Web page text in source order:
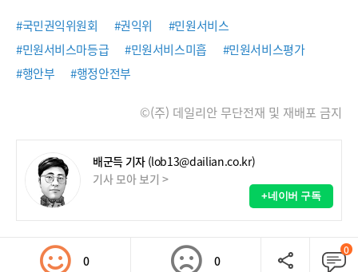
#국민권익위원회 #권익위
#민원서비스
#민원서비스마등급
#민원서비스미흡
#민원서비스평가
#행안부
#행정안전부
©(주) 데일리안 무단전재 및 재배포 금지
배군득 기자 (lob13@dailian.co.kr)
기사 모아 보기 >
+네이버 구독
0 0
0